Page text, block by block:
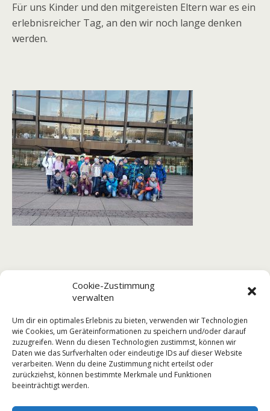
Cookie-Zustimmung
verwalten
Um dir ein optimales Erlebnis zu bieten, verwenden wir Technologien
wie Cookies, um Geräteinformationen zu speichern und/oder darauf
zuzugreifen. Wenn du diesen Technologien zustimmst, können wir
Daten wie das Surfverhalten oder eindeutige IDs auf dieser Website
verarbeiten. Wenn du deine Zustimmung nicht erteilst oder
zurückziehst, können bestimmte Merkmale und Funktionen
beeinträchtigt werden.
Für uns Kinder und den mitgereisten Eltern war es ein
erlebnisreicher Tag, an den wir noch lange denken
werden.
Es grüßen Sie alle die Kinder der Klasse 3b mit Frau Gehl
und Frau Schulz
Vorheriger Beitrag
Weihnachtsbasteleien
Nächster Beitrag
Wettkampf "MachMit" In